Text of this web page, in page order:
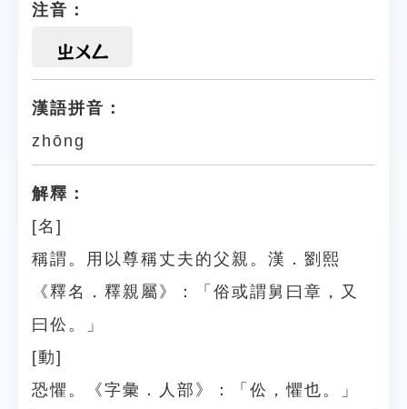
注音：
ㄓㄨㄥ
漢語拼音：
zhōng
解釋：
[名]
稱謂。用以尊稱丈夫的父親。漢．劉熙
《釋名．釋親屬》：「俗或謂舅曰章，又
曰伀。」
[動]
恐懼。《字彙．人部》：「伀，懼也。」